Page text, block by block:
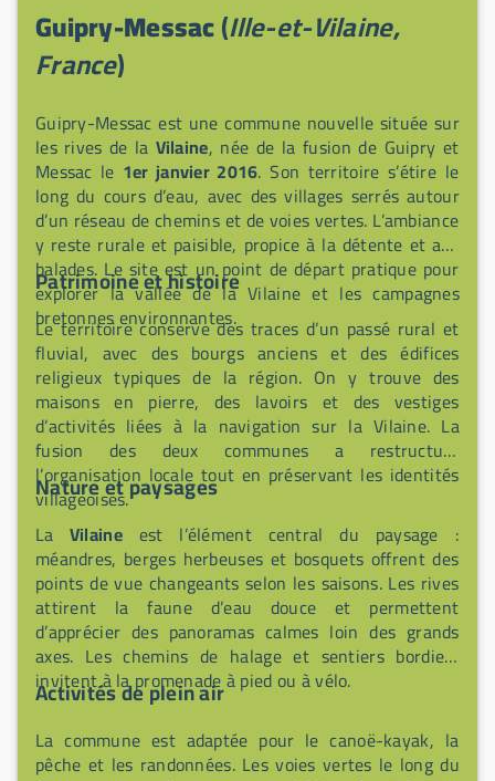
Corbinières, Baron) et d’un riche patrimoine (moulins,
viaduc, ponts, sites religieux et ruraux). La commune,
dynamique côté associatif et municipal, se présente
une thématique « les énergies naturelles » (eau, air,
terre, feu) pour inspirer vos balades.
Guipry-Messac(Ille-et-Vilaine,
France)
Guipry-Messac est une commune nouvelle située sur
les rives de la Vilaine, née de la fusion de Guipry et
Messac le 1er janvier 2016. Son territoire s’étire le
long du cours d’eau, avec des villages serrés autour
d’un réseau de chemins et de voies vertes. L’ambiance
y reste rurale et paisible, propice à la détente et aux
balades. Le site est un point de départ pratique pour
explorer la vallée de la Vilaine et les campagnes
bretonnes environnantes.
Patrimoine et histoire
Le territoire conserve des traces d’un passé rural et
fluvial, avec des bourgs anciens et des édifices
religieux typiques de la région. On y trouve des
maisons en pierre, des lavoirs et des vestiges
d’activités liées à la navigation sur la Vilaine. La
fusion des deux communes a restructuré
l’organisation locale tout en préservant les identités
villageoises.
Nature et paysages
La Vilaineest l’élément central du paysage :
méandres, berges herbeuses et bosquets offrent des
points de vue changeants selon les saisons. Les rives
attirent la faune d’eau douce et permettent
d’apprécier des panoramas calmes loin des grands
axes. Les chemins de halage et sentiers bordiers
invitent à la promenade à pied ou à vélo.
Activités de plein air
La commune est adaptée pour le canoë-kayak, la
pêche et les randonnées. Les voies vertes le long du